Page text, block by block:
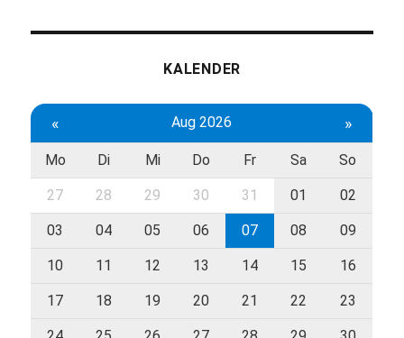
KALENDER
« Aug 2026 »
Mo Di Mi Do Fr Sa So
27 28 29 30 31 01 02
03 04 05 06 07 08 09
10 11 12 13 14 15 16
17 18 19 20 21 22 23